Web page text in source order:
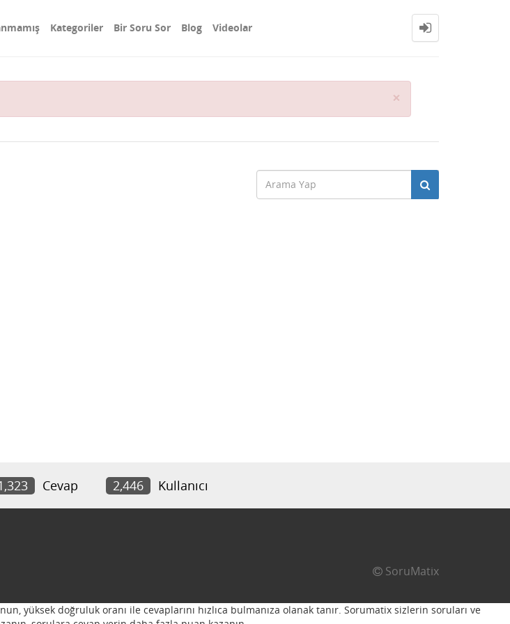
Kategoriler Bir Soru Sor Blog Videolar
×
Cevap 2,446 Kullanıcı
SoruMatix
yüksek doğruluk oranı ile cevaplarını hızlıca bulmanıza olanak tanır. Sorumatix sizlerin soruları ve